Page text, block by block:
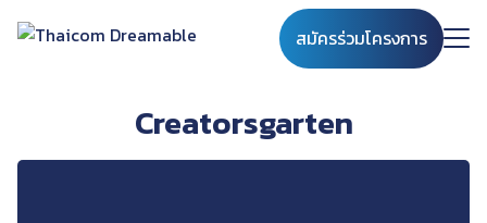
สมัครร่วมโครงการ
Creatorsgarten